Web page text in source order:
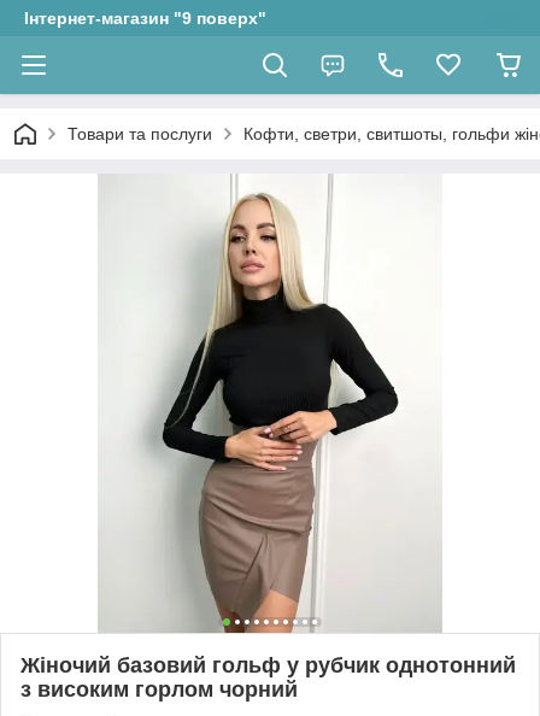
Інтернет-магазин "9 поверх"
Товари та послуги Кофти, светри, свитшоты, гольфи
Жіночий базовий гольф у рубчик однотонний
з високим горлом чорний